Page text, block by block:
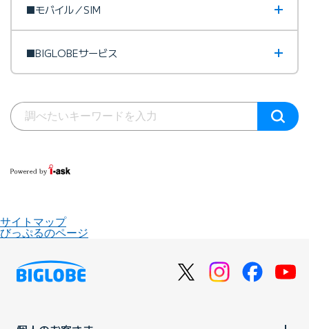
■モバイル／SIM
■BIGLOBEサービス
サイトマップ
びっぷるのページ